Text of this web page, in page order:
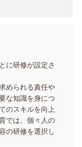
に研修が設定さ
められる責任や
な知識を身につ
のスキルを向上
では、個々人の
の研修を選択し